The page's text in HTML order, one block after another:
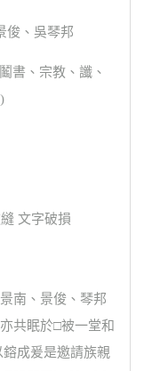
俊、吳琴邦
書、宗教、讖、
文字破損
南、景俊、琴邦
共眠於□被一堂和
成爰是邀請族親